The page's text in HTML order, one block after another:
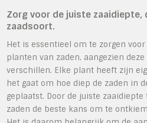
Zorg voor de juiste
zaadsoort.
Het is essentieel om te zorgen
planten van zaden, aangezien
verschillen. Elke plant heeft zijn
het gaat om hoe diep de zaden in
geplaatst. Door de juiste
zaden de beste kans om te